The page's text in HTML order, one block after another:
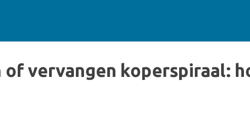
vervangen koperspiraal: